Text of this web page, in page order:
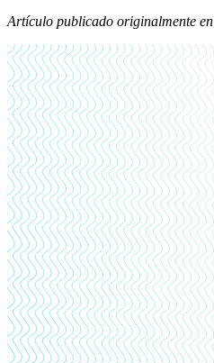
Artículo publicado originalmente en